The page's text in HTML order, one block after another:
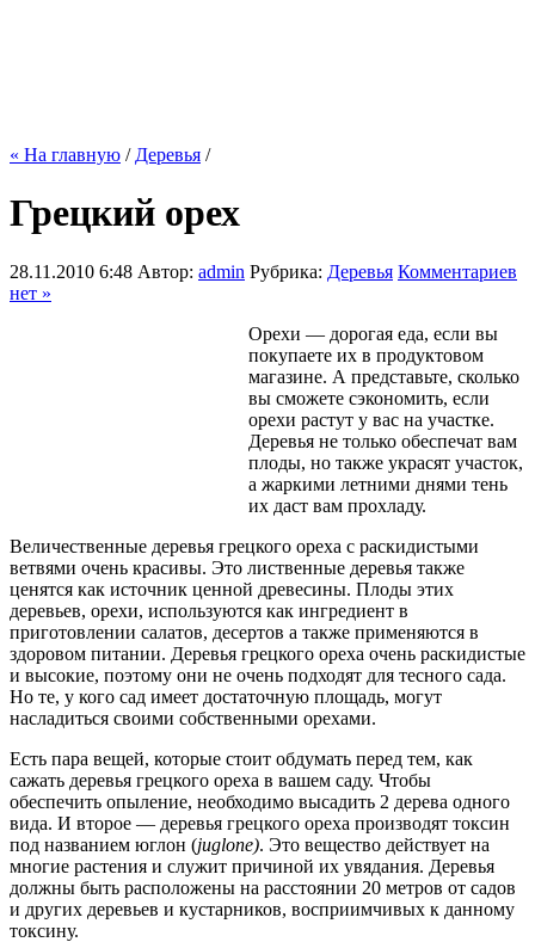
« На главную / Деревья /
Грецкий орех
28.11.2010 6:48 Автор: admin Рубрика: Деревья Комментариев
нет »
Орехи — дорогая еда, если вы
покупаете их в продуктовом
магазине. А представьте, сколько
вы сможете сэкономить, если
орехи растут у вас на участке.
Деревья не только обеспечат вам
плоды, но также украсят участок,
а жаркими летними днями тень
их даст вам прохладу.
Величественные деревья грецкого ореха с раскидистыми
ветвями очень красивы. Это лиственные деревья также
ценятся как источник ценной древесины. Плоды этих
деревьев, орехи, используются как ингредиент в
приготовлении салатов, десертов а также применяются в
здоровом питании. Деревья грецкого ореха очень раскидистые
и высокие, поэтому они не очень подходят для тесного сада.
Но те, у кого сад имеет достаточную площадь, могут
насладиться своими собственными орехами.
Есть пара вещей, которые стоит обдумать перед тем, как
сажать деревья грецкого ореха в вашем саду. Чтобы
обеспечить опыление, необходимо высадить 2 дерева одного
вида. И второе — деревья грецкого ореха производят токсин
под названием юглон (juglone). Это вещество действует на
многие растения и служит причиной их увядания. Деревья
должны быть расположены на расстоянии 20 метров от садов
и других деревьев и кустарников, восприимчивых к данному
токсину.